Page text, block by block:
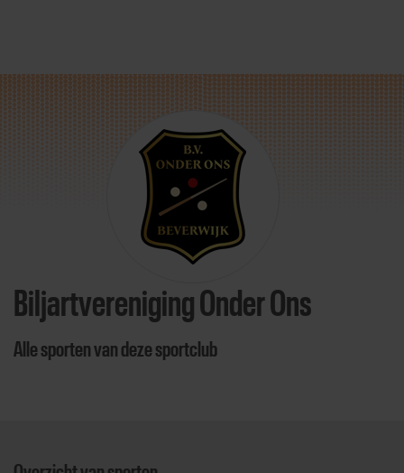
Direct door naar content
Biljartvereniging Onder Ons
Alle sporten van deze sportclub